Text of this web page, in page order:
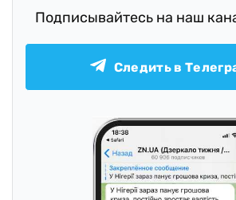
Подписывайтесь на наш
Следить в